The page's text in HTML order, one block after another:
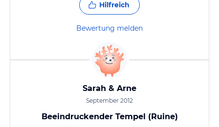
Hilfreich
Bewertung melden
Sarah & Arne
September 2012
Beeindruckender Tempel (Ruine)